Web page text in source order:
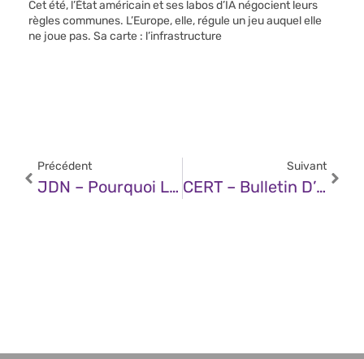
Cet été, l’État américain et ses labos d’IA négocient leurs
règles communes. L’Europe, elle, régule un jeu auquel elle
ne joue pas. Sa carte : l’infrastructure
Précédent
JDN – Pourquoi Les Acteurs Publics Devraient Se Concentrer Sur La Résilience Numérique Pour Se Protéger Contre Les Cybermenaces À Long Terme
Suivant
CERT – Bulletin D’actualité CERTFR-2025-ACT-046 (27 Octobre 2025)